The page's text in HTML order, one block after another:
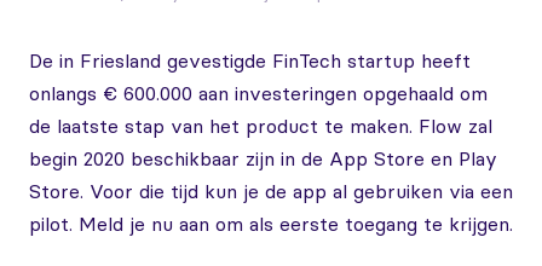
De in Friesland gevestigde FinTech startup heeft
onlangs € 600.000 aan investeringen opgehaald om
de laatste stap van het product te maken. Flow zal
begin 2020 beschikbaar zijn in de App Store en Play
Store. Voor die tijd kun je de app al gebruiken via een
pilot. Meld je nu aan om als eerste toegang te krijgen.